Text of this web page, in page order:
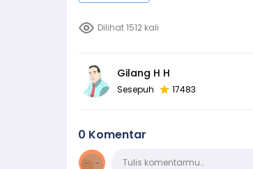
Dilihat 1512 kali
Gilang H H
Sesepuh 17483
0 Komentar
KomentarTulis komentarmu…